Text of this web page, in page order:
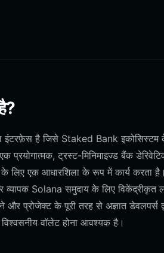
इंटरफ़ेस है जिसे Staked Bank
प्रयोगात्मक, ट्रस्ट-मिनिमाइज्ड बैंक
ढांचे के लिए एक आधारशिला के रूप में कार्य
Solana समुदाय के लिए विकेंद्रीकृत
प्रोजेक्ट के पूरी तरह से अज्ञात डेवलपर्स
वॉलेट होना आवश्यक है।